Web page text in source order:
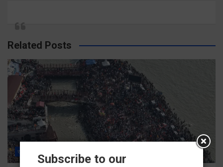
Related Posts
राज्य
Subscribe to our